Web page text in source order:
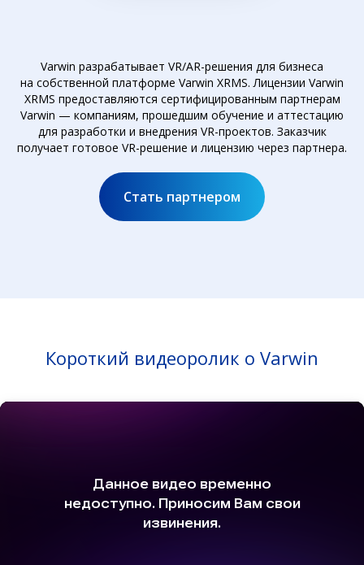
Varwin разрабатывает VR/AR-решения для бизнеса
на собственной платформе Varwin XRMS. Лицензии Varwin
XRMS предоставляются сертифицированным партнерам
Varwin — компаниям, прошедшим обучение и аттестацию
для разработки и внедрения VR-проектов. Заказчик
получает готовое VR-решение и лицензию через партнера.
Стать партнером
Короткий видеоролик о Varwin